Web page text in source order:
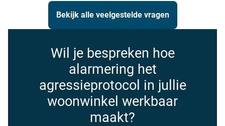
Bekijk alle veelgestelde vragen
Wil je bespreken hoe
alarmering het
agressieprotocol in jullie
woonwinkel werkbaar
maakt?